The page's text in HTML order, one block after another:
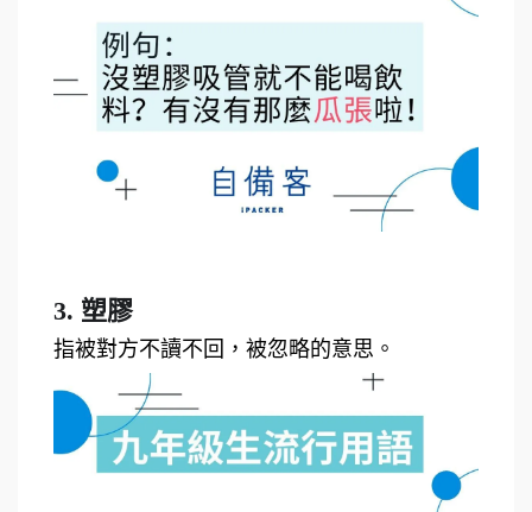
3. 塑膠
指被對方不讀不回，被忽略的意思。